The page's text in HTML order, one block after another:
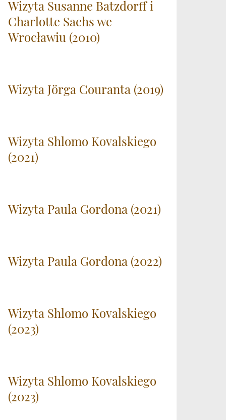
Wizyta Susanne Batzdorff i
Charlotte Sachs we
Wrocławiu (2010)
Wizyta Jörga Couranta (2019)
Wizyta Shlomo Kovalskiego
(2021)
Wizyta Paula Gordona (2021)
Wizyta Paula Gordona (2022)
Wizyta Shlomo Kovalskiego
(2023)
Wizyta Shlomo Kovalskiego
(2023)